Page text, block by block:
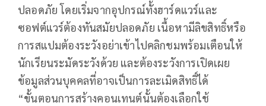
ปลอดภัย โดยเริ่มจากอุปกรณ์ทั้งฮาร์ดแวร์และ
ซอฟต์แวร์ต้องทันสมัยปลอดภัย เนื้อหามีลิขสิทธิ์หรือ
การสแปมต้องระวังอย่าเข้าไปคลิกชมพร้อมเตือนให้
นักเรียนระมัดระวังด้วย และต้องระวังการเปิดเผย
ข้อมูลส่วนบุคคลที่อาจเป็นการละเมิดสิทธิ์ได้
“ขั้นตอนการสร้างคอนเทนต์นั้นต้องเลือกใช้